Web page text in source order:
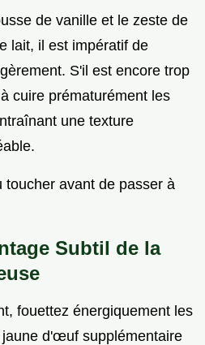
de vanille et le zeste de
lait, il est impératif de
S'il est encore trop
cuire prématurément les
une texture
toucher avant de passer à
Subtil de la
fouettez énergiquement les
d'œuf supplémentaire